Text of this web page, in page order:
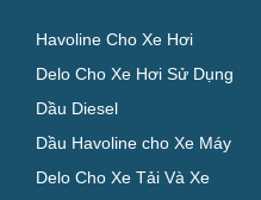
Havoline Cho Xe Hơi
Delo Cho Xe Hơi Sử Dụng
Dầu Diesel
Dầu Havoline cho Xe Máy
Delo Cho Xe Tải Và Xe